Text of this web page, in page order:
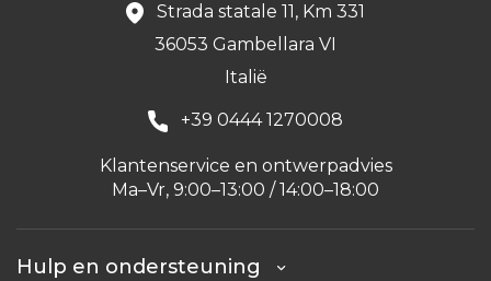
Strada statale 11, Km 331
36053 Gambellara VI
Italië
+39 0444 1270008
Klantenservice en ontwerpadvies
Ma–Vr, 9:00–13:00 / 14:00–18:00
Hulp en ondersteuning